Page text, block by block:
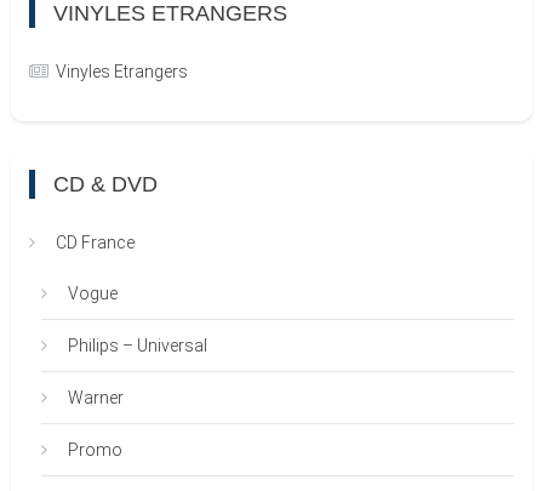
VINYLES ETRANGERS
Vinyles Etrangers
CD & DVD
CD France
Vogue
Philips – Universal
Warner
Promo